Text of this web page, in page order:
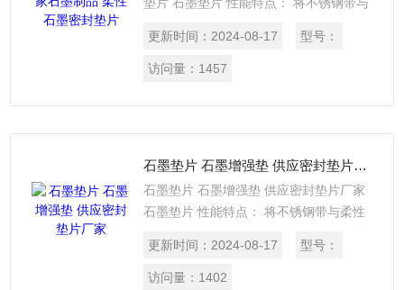
叠缠绕，焊接端点而成。 主要用途：与高
温、高压的蒸汽、油气、溶剂、气体、传
更新时间： 2024-08-17 型号：
访问量： 1457
石墨垫片 石墨增强垫 供应密封垫片厂家
石墨垫片 石墨增强垫 供应密封垫片厂家
石墨垫片 性能特点： 将不锈钢带与柔性
绕，焊接端点而成。 主要用途：与高温、
高压的蒸汽、油气、溶剂、气体、传热介
更新时间： 2024-08-17 型号：
访问量： 1402